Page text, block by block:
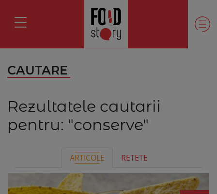
CAUTARE
Rezultatele cautarii
pentru: "conserve"
ARTICOLE RETETE